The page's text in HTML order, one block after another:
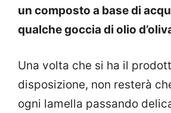
un composto a base di
qualche goccia di olio
Una volta che si ha il
disposizione, non resterà
ogni lamella passando